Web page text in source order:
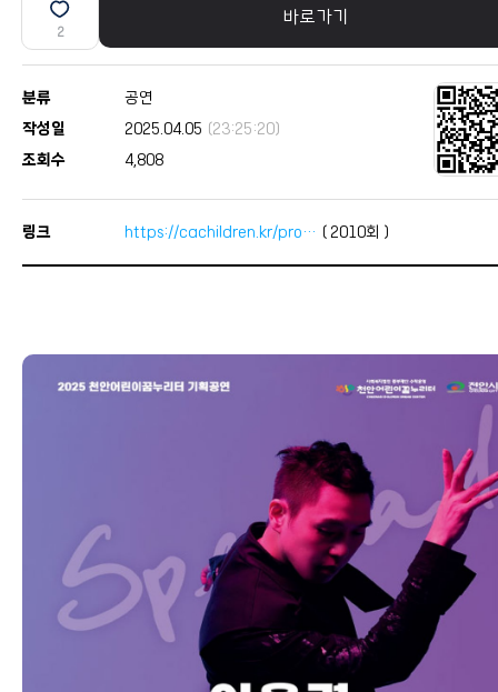
2
바로가기
분류
공연
작성일
2025.04.05 (23:25:20)
조회수
4,808
링크 https://cachildren.kr/pro… ( 2010회 )